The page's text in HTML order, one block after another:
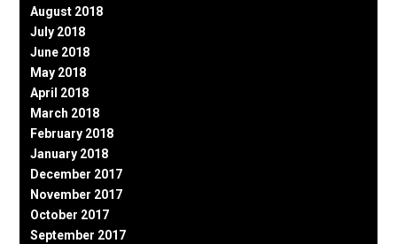
August 2018
July 2018
June 2018
May 2018
April 2018
March 2018
February 2018
January 2018
December 2017
November 2017
October 2017
September 2017